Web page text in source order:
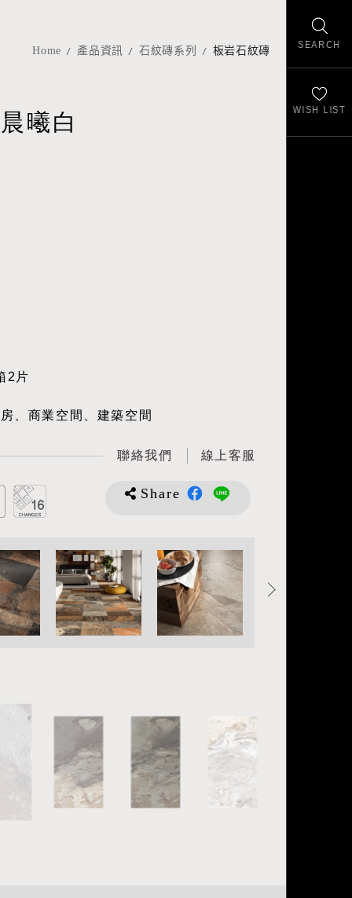
SEARCH
WISH LIST
Home 產品資訊 石紋磚系列 板岩石紋磚
曦白
2片
、商業空間、建築空間
聯絡我們 線上客服
Share